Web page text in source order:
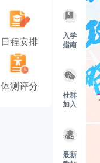
入学
指南
社群
加入
最新
日程安排
体测评分